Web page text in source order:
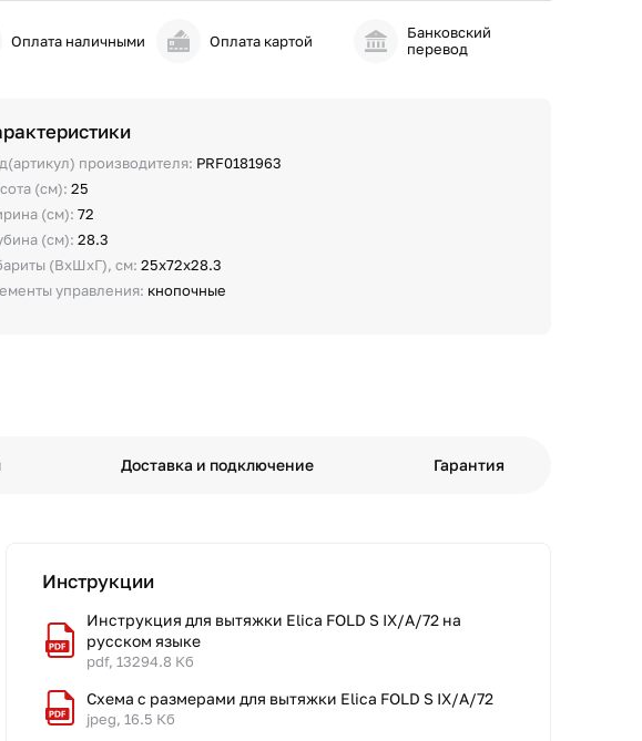
Оплата наличными Оплата картой
Банковский
перевод
производителя: PRF0181963
(см):25
(см):72
(см):28.3
(ВхШхГ), см:25х72х28.3
управления: кнопочные
Доставка и подключение Гарантия
Инструкции
Инструкция для вытяжки Elica FOLD S IX/A/72 на
русском языке
pdf, 13294.8 Кб
Схема с размерами для вытяжки Elica FOLD S IX/A/72
jpeg, 16.5 Кб